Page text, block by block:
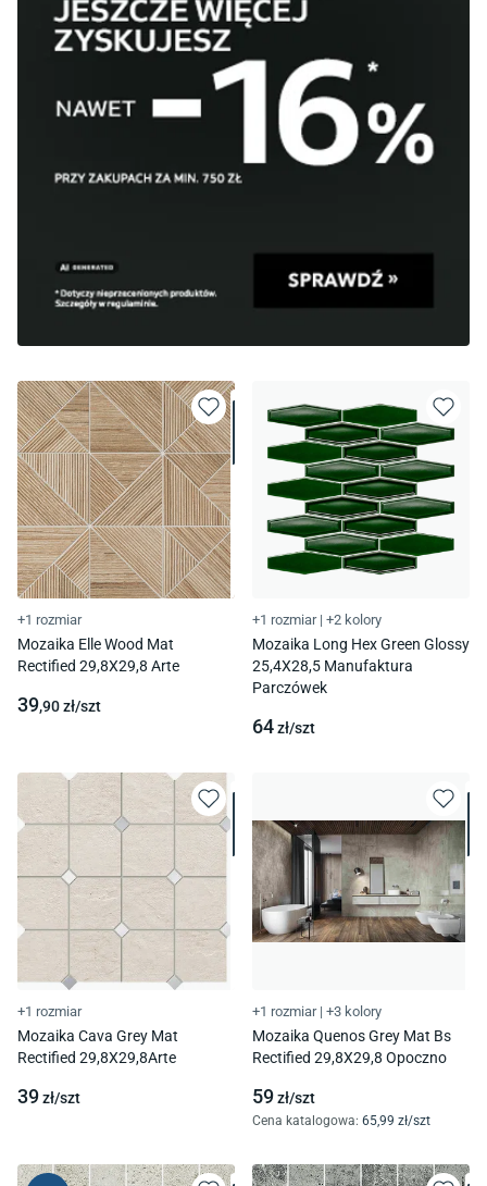
+1 rozmiar
Mozaika Elle Wood Mat
Rectified 29,8X29,8 Arte
39,90zł/szt
+1 rozmiar | +2 kolory
Mozaika Long Hex Green Glossy
25,4X28,5 Manufaktura
Parczówek
64zł/szt
+1 rozmiar
Mozaika Cava Grey Mat
Rectified 29,8X29,8Arte
39zł/szt
+1 rozmiar | +3 kolory
Mozaika Quenos Grey Mat Bs
Rectified 29,8X29,8 Opoczno
59zł/szt
Cena katalogowa: 65,99 zł/szt